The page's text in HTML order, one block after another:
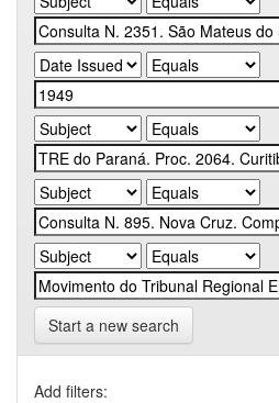
Start a new search
Add filters: